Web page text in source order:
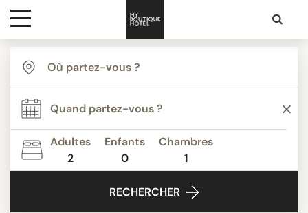
Destinations
Inspiration
Media
Adultes
2
Enfants
0
Chambres
1
RECHERCHER